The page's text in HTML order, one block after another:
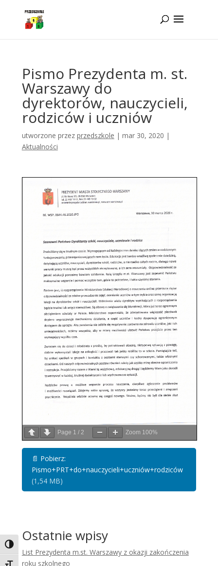
Toggle High Contrast
Pismo Prezydenta m. st.
Warszawy do
dyrektorów, nauczycieli,
rodziców i uczniów
utworzone przez przedszkole | mar 30, 2020 |
Aktualności
Page 1 / 2 Zoom 100%
📄 Pobierz:
Pismo+PRT+do+nauczycieli+uczniów+rodziców
(1,54 MB)
Ostatnie wpisy
List Prezydenta m.st. Warszawy z okazji zakończenia
roku szkolnego